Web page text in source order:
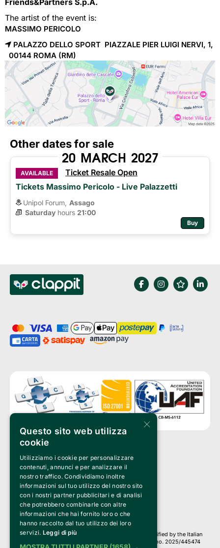
Friends&Partners S.p.A.
The artist of the event is:
MASSIMO PERICOLO
PALAZZO DELLO SPORT PIAZZALE PIER LUIGI NERVI, 1,
00144 ROMA (RM)
Other dates for sale
20 MARCH 2027
AVAILABLE
Ticket Resale Open
Tickets Massimo Pericolo - Live Palazzetti
Unipol Forum, Assago
Saturday hours 21:00
Buy
Clappit is a trademark of:
Bemils Srl
a Socio Unico
Via Fosse Ardeatine, 4 -20092 Cinisello Balsamo (MI)
PI 05589050961
Iscr. C.C.I.A.A. Milano R.E.A. 1833471
© 2010-2025 Bemils Srl - All rights reserved
Credits:
Clappit is based on the Belive 6.2 ticketing platform, certified by the Italian
Revenue Agency (Agenzia delle Entrate) under protocol no. 2025/445474
×
Questo sito web utilizza
cookie
Utilizziamo i cookie per personalizzare
contenuti, annunci e per analizzare il
nostro traffico. Condividiamo inoltre
informazioni sul tuo utilizzo del nostro sito
con i nostri partner pubblicitari e di analisi
che potrebbero combinarle con altre
informazioni che hai fornito loro o che
hanno raccolto dal tuo utilizzo dei loro
servizi. Leggi di più